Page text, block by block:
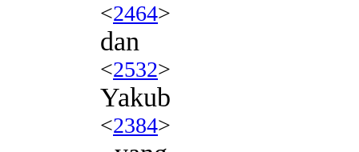
<2464>
dan
<2532>
Yakub
<2384>